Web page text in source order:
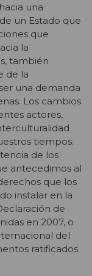
una
un Estado que
que
la
también
de la
una demanda
Los cambios
actores,
tiempos.
de los
antecedimos al
que los
instalar en la
de
en 2007, o
del
ratificados